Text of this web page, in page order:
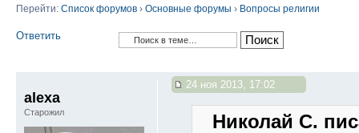
Перейти: Список форумов › Основные форумы › Вопросы религии
Ответить
24 ноя 2013, 17:02
Николай С.
alexa
Старожил